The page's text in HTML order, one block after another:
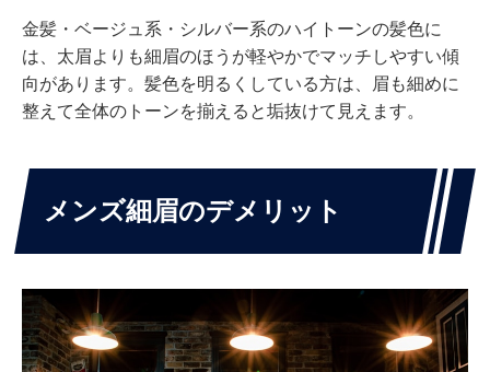
金髪・ベージュ系・シルバー系のハイトーンの髪色に
は、太眉よりも細眉のほうが軽やかでマッチしやすい傾
向があります。髪色を明るくしている方は、眉も細めに
整えて全体のトーンを揃えると垢抜けて見えます。
メンズ細眉のデメリット